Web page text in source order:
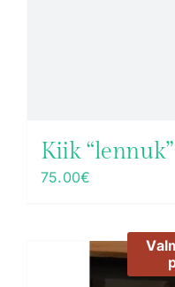
Kiik “lennuk”
75.00€